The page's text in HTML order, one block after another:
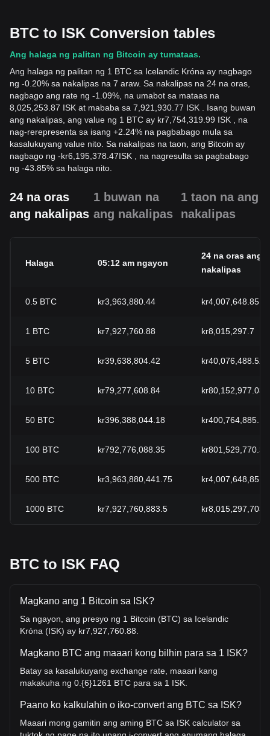
BTC to ISK Conversion tables
Ang halaga ng palitan ng Bitcoin ay tumataas.
Ang halaga ng palitan ng 1 BTC sa Icelandic Króna ay nagbago
ng -0.20% sa nakalipas na 7 araw. Sa nakalipas na 24 na oras,
nagbago ang rate ng -1.09%, na umabot sa mataas na
8,025,253.87 ISK at mababa sa 7,921,930.77 ISK . Isang buwan
ang nakalipas, ang value ng 1 BTC ay kr7,754,319.99 ISK , na
nag-rerepresenta sa isang +2.24% na pagbabago mula sa
kasalukuyang value nito. Sa nakalipas na taon, ang Bitcoin ay
nagbago ng -kr6,195,378.47ISK , na nagresulta sa pagbabago
ng -43.85% sa halaga nito.
24 na oras
ang nakalipas
1 buwan na
ang nakalipas
1 taon na ang
nakalipas
Halaga 05:12 am ngayon
24 na oras ang
nakalipas
0.5 BTC kr3,963,880.44 kr4,007,648.85
1 BTC kr7,927,760.88 kr8,015,297.7
5 BTC kr39,638,804.42 kr40,076,488.52
10 BTC kr79,277,608.84 kr80,152,977.03
50 BTC kr396,388,044.18 kr400,764,885.15
100 BTC kr792,776,088.35 kr801,529,770.31
500 BTC kr3,963,880,441.75
1000 BTC kr7,927,760,883.5
BTC to ISK FAQ
Magkano ang 1 Bitcoin sa ISK?
Sa ngayon, ang presyo ng 1 Bitcoin (BTC) sa Icelandic
Króna (ISK) ay kr7,927,760.88.
Magkano BTC ang maaari kong bilhin para sa 1 ISK?
Batay sa kasalukuyang exchange rate, maaari kang
makakuha ng 0.{6}1261 BTC para sa 1 ISK.
Paano ko kalkulahin o iko-convert ang BTC sa ISK?
Maaari mong gamitin ang aming BTC sa ISK calculator sa